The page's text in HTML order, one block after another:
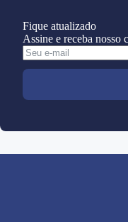
Fique atualizado
Assine e receba nosso